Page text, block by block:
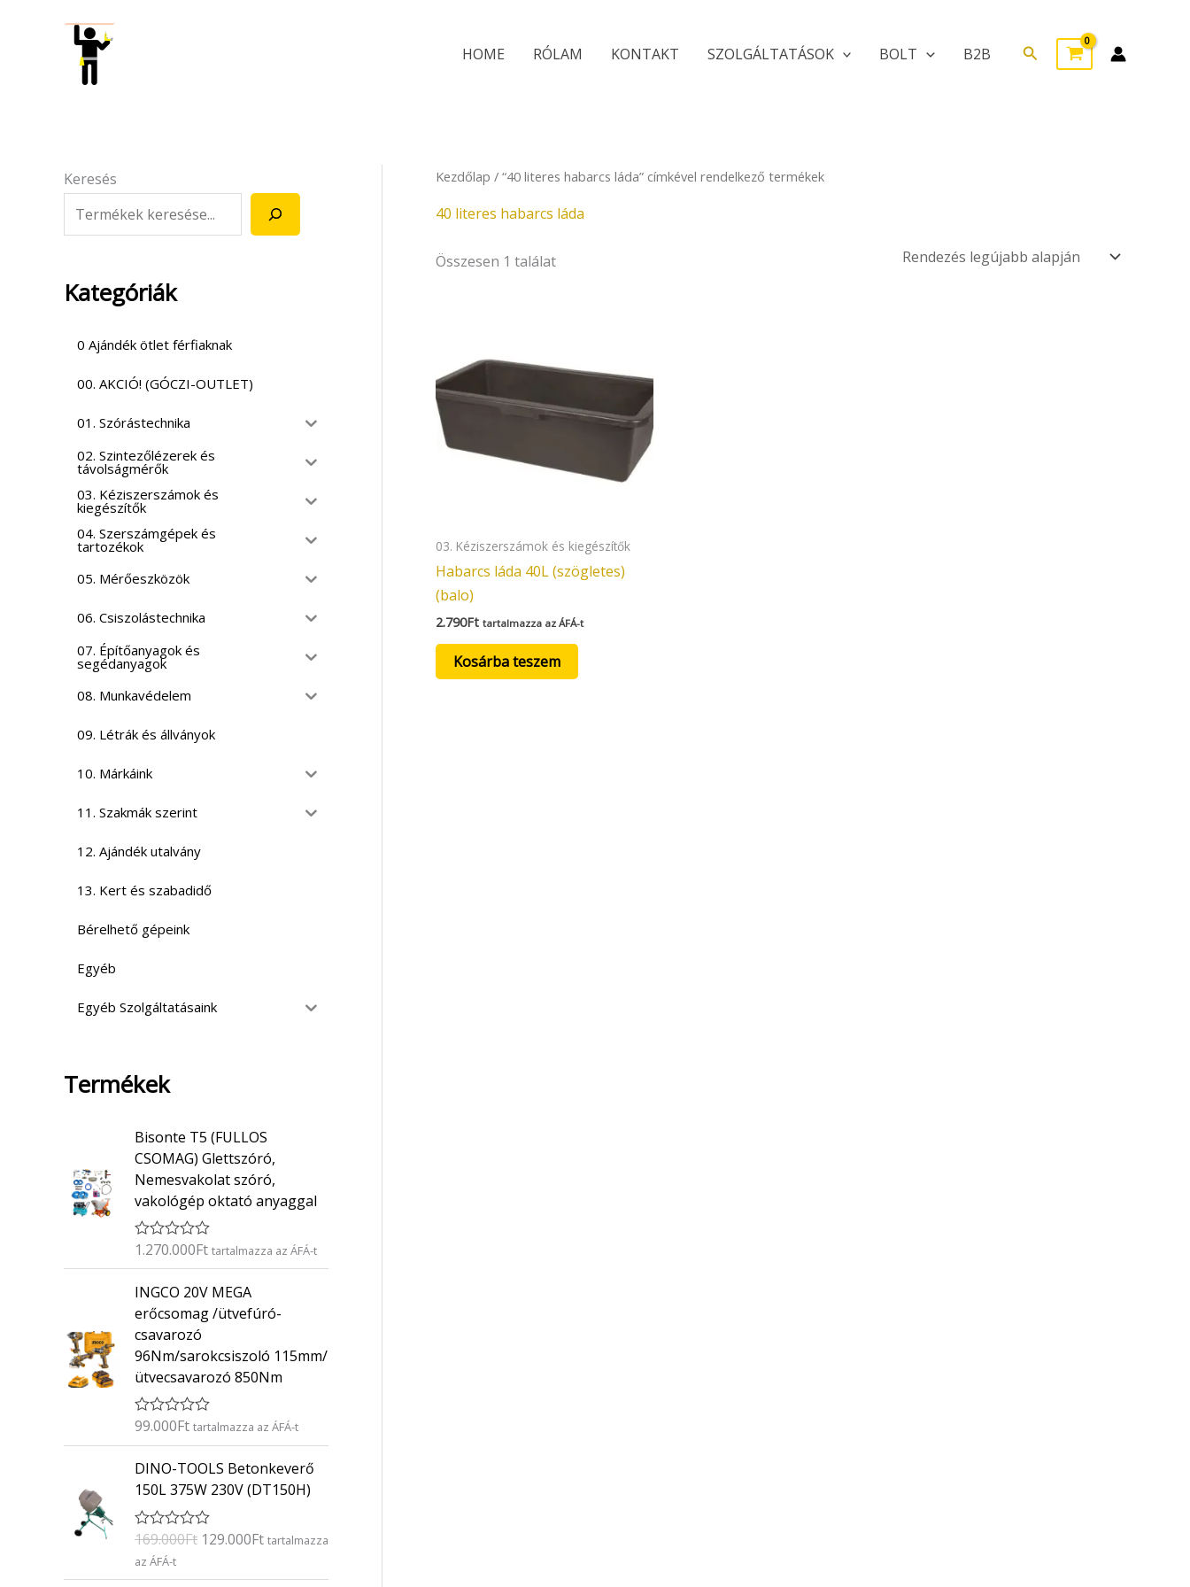
HOME RÓLAM KONTAKT SZOLGÁLTATÁSOK BOLT B2B Search
Keresés
Kategóriák
0 Ajándék ötlet férfiaknak
00. AKCIÓ! (GÓCZI-OUTLET)
01. Szórástechnika
02. Szintezőlézerek és
távolságmérők
03. Kéziszerszámok és
kiegészítők
04. Szerszámgépek és
tartozékok
05. Mérőeszközök
06. Csiszolástechnika
07. Építőanyagok és
segédanyagok
08. Munkavédelem
09. Létrák és állványok
10. Márkáink
11. Szakmák szerint
12. Ajándék utalvány
13. Kert és szabadidő
Bérelhető gépeink
Egyéb
Egyéb Szolgáltatásaink
Termékek
Bisonte T5 (FULLOS
CSOMAG) Glettszóró,
Nemesvakolat szóró,
vakológép oktató anyaggal
É
é
e
l
é
s
:
/
5
1.270.000Ft tartalmazza az ÁFÁ-t
INGCO 20V MEGA
erőcsomag /ütvefúró-
csavarozó
96Nm/sarokcsiszoló 115mm/
ütvecsavarozó 850Nm
É
é
k
e
é
s
0
/
99.000Ft tartalmazza az ÁFÁ-t
DINO-TOOLS Betonkeverő
150L 375W 230V (DT150H)
É
t
é
169.000Ft
O
r
g
129.000Ft
C
u
etartalmazza
az ÁFÁ-t
Kezdőlap / “40 literes habarcs láda” címkével rendelkező termékek
40 literes habarcs láda
Összesen 1 találat
03. Kéziszerszámok és kiegészítők
Habarcs láda 40L (szögletes)
(balo)
2.790Ft tartalmazza az ÁFÁ-t
Kosárba teszem